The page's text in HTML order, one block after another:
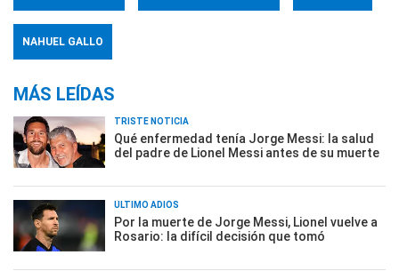
NAHUEL GALLO
MÁS LEÍDAS
TRISTE NOTICIA
Qué enfermedad tenía Jorge Messi: la salud
del padre de Lionel Messi antes de su muerte
ÚLTIMO ADIÓS
Por la muerte de Jorge Messi, Lionel vuelve a
Rosario: la difícil decisión que tomó